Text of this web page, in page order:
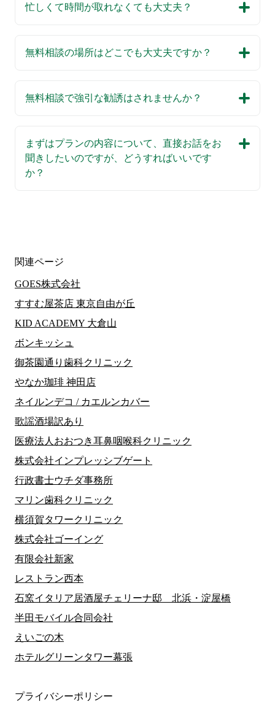
忙しくて時間が取れなくても大丈夫？
無料相談の場所はどこでも大丈夫ですか？
無料相談で強引な勧誘はされませんか？
まずはプランの内容について、直接お話をお
聞きしたいのですが、どうすればいいです
か？
関連ページ
GOES株式会社
すすむ屋茶店 東京自由が丘
KID ACADEMY 大倉山
ボンキッシュ
御茶園通り歯科クリニック
やなか珈琲 神田店
ネイルンデコ / カエルンカバー
歌謡酒場訳あり
医療法人おおつき耳鼻咽喉科クリニック
株式会社インプレッシブゲート
行政書士ウチダ事務所
マリン歯科クリニック
横須賀タワークリニック
株式会社ゴーイング
有限会社新家
レストラン西本
石窯イタリア居酒屋チェリーナ邸 北浜・淀屋橋
半田モバイル合同会社
えいごの木
ホテルグリーンタワー幕張
プライバシーポリシー